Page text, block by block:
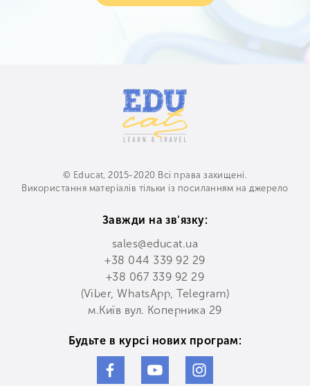
© Educat, 2015-2020 Всі права захищені.
Використання матеріалів тільки із посиланням на джерело
Завжди на зв'язку:
sales@educat.ua
+38 044 339 92 29
+38 067 339 92 29
(Viber, WhatsApp, Telegram)
м.Київ вул. Коперника 29
Будьте в курсі нових програм: